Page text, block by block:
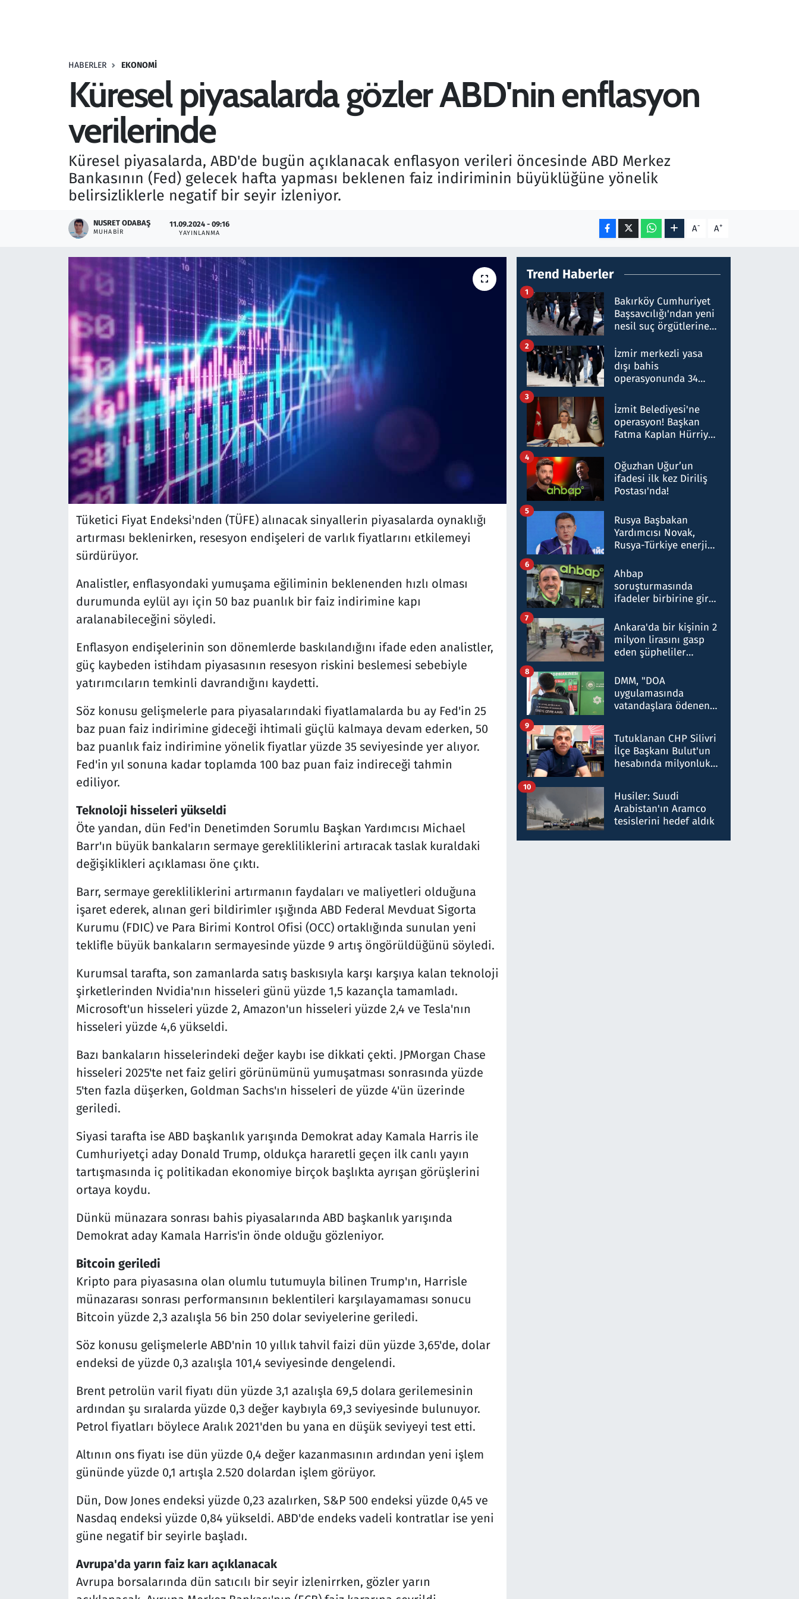
HABERLER EKONOMI
Küresel piyasalarda gözler ABD'nin enflasyon
verilerinde
Küresel piyasalarda, ABD'de bugün açıklanacak enflasyon verileri öncesinde ABD Merkez
Bankasının (Fed) gelecek hafta yapması beklenen faiz indiriminin büyüklüğüne yönelik
belirsizliklerle negatif bir seyir izleniyor.
NUSRET ODABAŞ
MUHABIR
11.09.2024 - 09:16
YAYINLANMA A- A+
Tüketici Fiyat Endeksi'nden (TÜFE) alınacak sinyallerin piyasalarda oynaklığı
artırması beklenirken, resesyon endişeleri de varlık fiyatlarını etkilemeyi
sürdürüyor.
Analistler, enflasyondaki yumuşama eğiliminin beklenenden hızlı olması
durumunda eylül ayı için 50 baz puanlık bir faiz indirimine kapı
aralanabileceğini söyledi.
Enflasyon endişelerinin son dönemlerde baskılandığını ifade eden analistler,
güç kaybeden istihdam piyasasının resesyon riskini beslemesi sebebiyle
yatırımcıların temkinli davrandığını kaydetti.
Söz konusu gelişmelerle para piyasalarındaki fiyatlamalarda bu ay Fed'in 25
baz puan faiz indirimine gideceği ihtimali güçlü kalmaya devam ederken, 50
baz puanlık faiz indirimine yönelik fiyatlar yüzde 35 seviyesinde yer alıyor.
Fed'in yıl sonuna kadar toplamda 100 baz puan faiz indireceği tahmin
ediliyor.
Teknoloji hisseleri yükseldi
Öte yandan, dün Fed'in Denetimden Sorumlu Başkan Yardımcısı Michael
Barr'ın büyük bankaların sermaye gerekliliklerini artıracak taslak kuraldaki
değişiklikleri açıklaması öne çıktı.
Barr, sermaye gerekliliklerini artırmanın faydaları ve maliyetleri olduğuna
işaret ederek, alınan geri bildirimler ışığında ABD Federal Mevduat Sigorta
Kurumu (FDIC) ve Para Birimi Kontrol Ofisi (OCC) ortaklığında sunulan yeni
teklifle büyük bankaların sermayesinde yüzde 9 artış öngörüldüğünü söyledi.
Kurumsal tarafta, son zamanlarda satış baskısıyla karşı karşıya kalan teknoloji
şirketlerinden Nvidia'nın hisseleri günü yüzde 1,5 kazançla tamamladı.
Microsoft'un hisseleri yüzde 2, Amazon'un hisseleri yüzde 2,4 ve Tesla'nın
hisseleri yüzde 4,6 yükseldi.
Bazı bankaların hisselerindeki değer kaybı ise dikkati çekti. JPMorgan Chase
hisseleri 2025'te net faiz geliri görünümünü yumuşatması sonrasında yüzde
5'ten fazla düşerken, Goldman Sachs'ın hisseleri de yüzde 4'ün üzerinde
geriledi.
Siyasi tarafta ise ABD başkanlık yarışında Demokrat aday Kamala Harris ile
Cumhuriyetçi aday Donald Trump, oldukça hararetli geçen ilk canlı yayın
tartışmasında iç politikadan ekonomiye birçok başlıkta ayrışan görüşlerini
ortaya koydu.
Dünkü münazara sonrası bahis piyasalarında ABD başkanlık yarışında
Demokrat aday Kamala Harris'in önde olduğu gözleniyor.
Bitcoin geriledi
Kripto para piyasasına olan olumlu tutumuyla bilinen Trump'ın, Harrisle
münazarası sonrası performansının beklentileri karşılayamaması sonucu
Bitcoin yüzde 2,3 azalışla 56 bin 250 dolar seviyelerine geriledi.
Söz konusu gelişmelerle ABD'nin 10 yıllık tahvil faizi dün yüzde 3,65'de, dolar
endeksi de yüzde 0,3 azalışla 101,4 seviyesinde dengelendi.
Brent petrolün varil fiyatı dün yüzde 3,1 azalışla 69,5 dolara gerilemesinin
ardından şu sıralarda yüzde 0,3 değer kaybıyla 69,3 seviyesinde bulunuyor.
Petrol fiyatları böylece Aralık 2021'den bu yana en düşük seviyeyi test etti.
Altının ons fiyatı ise dün yüzde 0,4 değer kazanmasının ardından yeni işlem
gününde yüzde 0,1 artışla 2.520 dolardan işlem görüyor.
Dün, Dow Jones endeksi yüzde 0,23 azalırken, S&P 500 endeksi yüzde 0,45 ve
Nasdaq endeksi yüzde 0,84 yükseldi. ABD'de endeks vadeli kontratlar ise yeni
güne negatif bir seyirle başladı.
Avrupa'da yarın faiz karı açıklanacak
Avrupa borsalarında dün satıcılı bir seyir izlenirrken, gözler yarın
Trend Haberler
Bakırköy Cumhuriyet
Başsavcılığı'ndan yeni
nesil suç örgütlerine
hakkında gözaltı kararı
1
İzmir merkezli yasa
dışı bahis
operasyonunda 34
Milyar liralık para
trafiği tespit edildi
2
İzmit Belediyesi'ne
operasyon! Başkan
Fatma Kaplan Hürriyet
3
Oğuzhan Uğur’un
ifadesi ilk kez Diriliş
Postası'nda!
4
Rusya Başbakan
Yardımcısı Novak,
Rusya-Türkiye enerji
nitelikte olduğunu
belirtti
5
Ahbap
soruşturmasında
ifadeler birbirine girdi:
ifadelerinden ortaya
çıkan tablo şok etti
6
Ankara'da bir kişinin 2
milyon lirasını gasp
eden şüpheliler
7
DMM, "DOA
uygulamasında
vatandaşlara ödenen
düşürüldüğü" iddiasını
yalanladı
8
Tutuklanan CHP Silivri
İlçe Başkanı Bulut'un
hesabında milyonluk
talimat verdi, ben
gönderdim
9
Husiler: Suudi
Arabistan'ın Aramco
tesislerini hedef aldık
10
Televizyon